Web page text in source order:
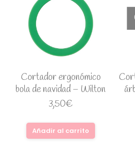
Cortador ergonómico
bola de navidad – Wilton
3,50€
Añadir al carrito